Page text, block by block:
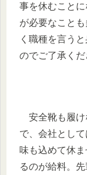
事を休むこと
が必要なこと
く職種を言う
のでご了承くだ
安全靴も履け
で、会社とし
味も込めて休
るのが給料。